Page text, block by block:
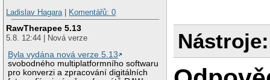
Ladislav Hagara| Komentářů: 0
RawTherapee 5.13
5.8. 12:44 | Nová verze
Byla vydána nová verze 5.13
svobodného multiplatformního softwaru
pro konverzi a zpracování digitálních
Nástroje: